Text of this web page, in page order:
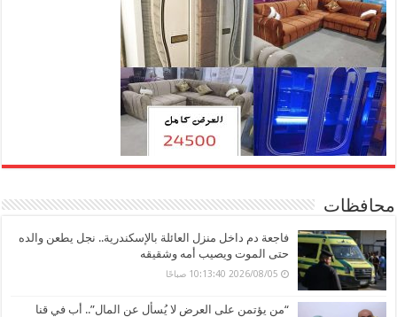
محافظات
فاجعة دم داخل منزل العائلة بالإسكندرية.. نجل يطعن والده
حتى الموت ويصيب أمه وشقيقه
2026/08/05 10:13:40 صباحًا
“من يؤتمن على العرض لا يُسأل عن المال”.. أب في قنا